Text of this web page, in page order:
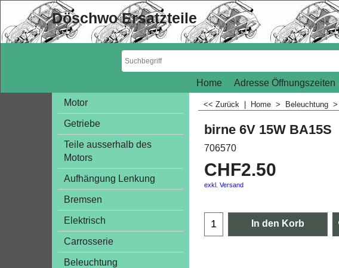
Döschwo Ersatzteile
Home Adresse Öffnungszeiten
Motor
Getriebe
Teile ausserhalb des
Motors
Aufhängung Lenkung
Bremsen
Elektrisch
Carrosserie
Beleuchtung
<< Zurück Home > Beleuchtung >
birne 6V 15W BA15S
706570
CHF2.50
exkl. Versand
In den Korb